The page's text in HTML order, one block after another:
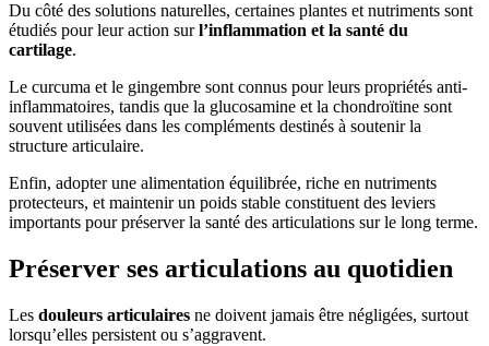
Du côté des solutions naturelles, certaines plantes et nutriments sont
étudiés pour leur action surl’inflammation et la santé du
cartilage.
Le curcuma et le gingembre sont connus pour leurs propriétés anti-
inflammatoires, tandis que la glucosamine et la chondroïtine sont
souvent utilisées dans les compléments destinés à soutenir la
structure articulaire.
Enfin, adopter une alimentation équilibrée, riche en nutriments
protecteurs, et maintenir un poids stable constituent des leviers
importants pour préserver la santé des articulations sur le long terme.
Préserver ses articulations au quotidien
Les douleurs articulaires ne doivent jamais être négligées, surtout
lorsqu’elles persistent ou s’aggravent.